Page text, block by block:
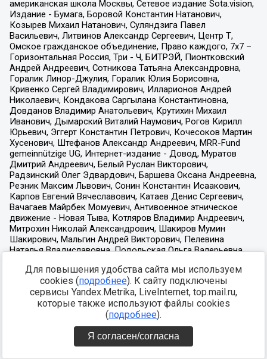
Для повышения удобства сайта мы используем
cookies (подробнее). К сайту подключены
сервисы Yandex.Metrika, LiveInternet, top.mail.ru,
которые также используют файлы cookies
(подробнее).
Я согласен/согласна